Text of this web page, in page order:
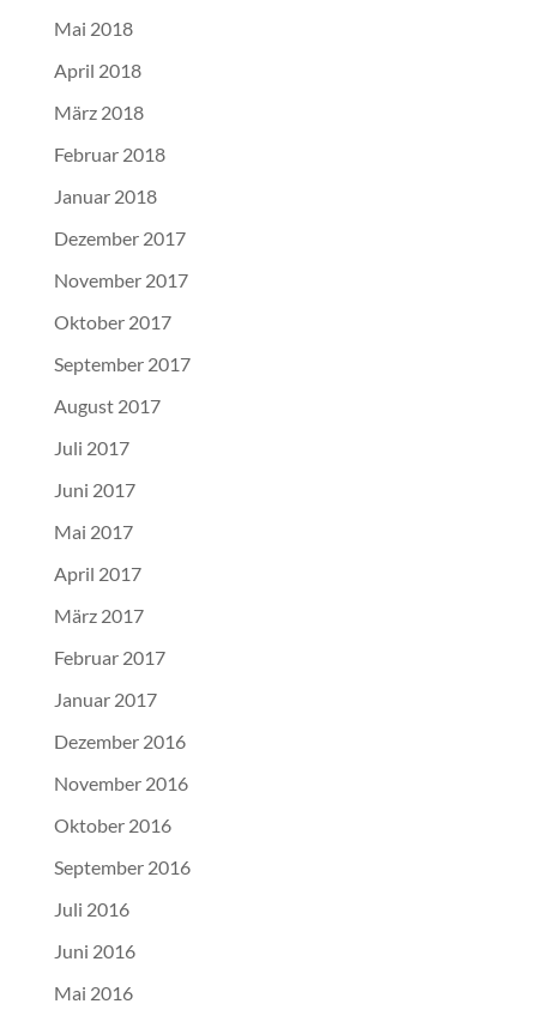
Mai 2018
April 2018
März 2018
Februar 2018
Januar 2018
Dezember 2017
November 2017
Oktober 2017
September 2017
August 2017
Juli 2017
Juni 2017
Mai 2017
April 2017
März 2017
Februar 2017
Januar 2017
Dezember 2016
November 2016
Oktober 2016
September 2016
Juli 2016
Juni 2016
Mai 2016